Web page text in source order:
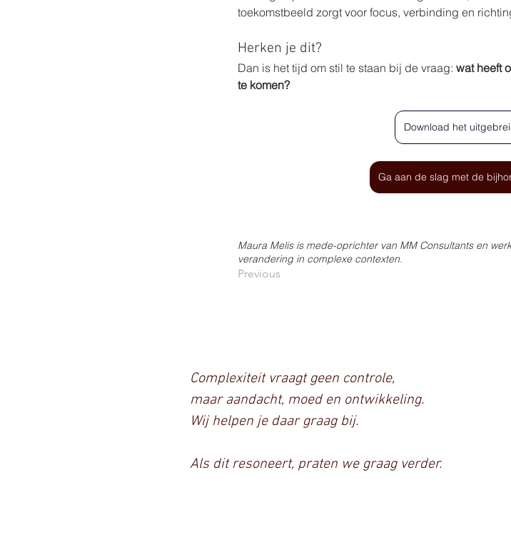
toekomstbeeld zorgt voor focus, verbinding en
Herken je dit?
Dan is het tijd om stil te staan bij de vraag: wat heeft
te komen?
Download het
Ga aan de slag met de
Maura Melis is mede-oprichter van MM Consultants en
verandering in complexe contexten.
Previous
Complexiteit vraagt geen controle,
maar aandacht, moed en ontwikkeling.
Wij helpen je daar graag bij.
Als dit resoneert, praten we graag verder.